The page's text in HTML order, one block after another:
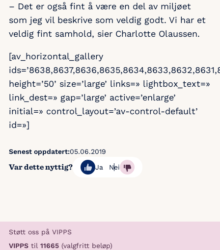
– Det er også fint å være en del av miljøet
som jeg vil beskrive som veldig godt. Vi har et
veldig fint samhold, sier Charlotte Olaussen.
[av_horizontal_gallery
height=’50’ size=’large’ links=» lightbox_text=»
link_dest=» gap=’large’ active=’enlarge’
initial=» control_layout=’av-control-default’
id=»]
Var dette nyttig? Ja Nei
Senest oppdatert:05.06.2019
Støtt oss på VIPPS
VIPPS til 11665 (valgfritt beløp)